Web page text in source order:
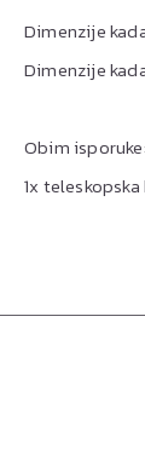
Dimenzije
Dimenzije
Obim isporuke:
1x